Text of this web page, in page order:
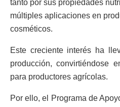
tanto por sus propiedades
múltiples aplicaciones en
cosméticos.
Este creciente interés ha
producción, convirtiéndose
para productores agrícolas.
Por ello, el Programa de